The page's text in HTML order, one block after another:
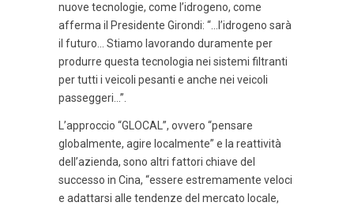
nuove tecnologie, come l’idrogeno, come
afferma il Presidente Girondi: “…l’idrogeno sarà
il futuro… Stiamo lavorando duramente per
produrre questa tecnologia nei sistemi filtranti
per tutti i veicoli pesanti e anche nei veicoli
passeggeri…”.
L’approccio “GLOCAL”, ovvero “pensare
globalmente, agire localmente” e la reattività
dell’azienda, sono altri fattori chiave del
successo in Cina, “essere estremamente veloci
e adattarsi alle tendenze del mercato locale,